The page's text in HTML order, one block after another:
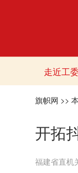
走近工
旗帜网 >>
开拓
福建省直机